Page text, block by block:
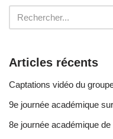
Articles récents
Captations vidéo du
9e journée académique
8e journée académique de